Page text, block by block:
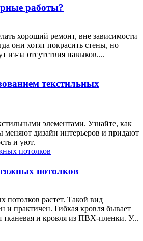
работы?
хороший ремонт, вне зависимости
они хотят покрасить стены, но
из-за отсутствия навыков....
текстильных
элементами. Узнайте, как
меняют дизайн интерьеров и придают
и уют.
потолков
потолков растет. Такой вид
и практичен. Гибкая кровля бывает
тканевая и кровля из ПВХ-пленки. У...